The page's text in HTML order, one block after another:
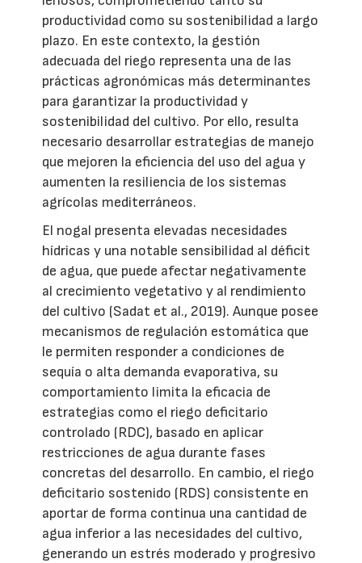
productividad como su sostenibilidad a largo
plazo. En este contexto, la gestión
adecuada del riego representa una de las
prácticas agronómicas más determinantes
para garantizar la productividad y
sostenibilidad del cultivo. Por ello, resulta
necesario desarrollar estrategias de manejo
que mejoren la eficiencia del uso del agua y
aumenten la resiliencia de los sistemas
agrícolas mediterráneos.
El nogal presenta elevadas necesidades
hídricas y una notable sensibilidad al déficit
de agua, que puede afectar negativamente
al crecimiento vegetativo y al rendimiento
del cultivo (Sadat et al., 2019). Aunque posee
mecanismos de regulación estomática que
le permiten responder a condiciones de
sequía o alta demanda evaporativa, su
comportamiento limita la eficacia de
estrategias como el riego deficitario
controlado (RDC), basado en aplicar
restricciones de agua durante fases
concretas del desarrollo. En cambio, el riego
deficitario sostenido (RDS) consistente en
aportar de forma continua una cantidad de
agua inferior a las necesidades del cultivo,
generando un estrés moderado y progresivo